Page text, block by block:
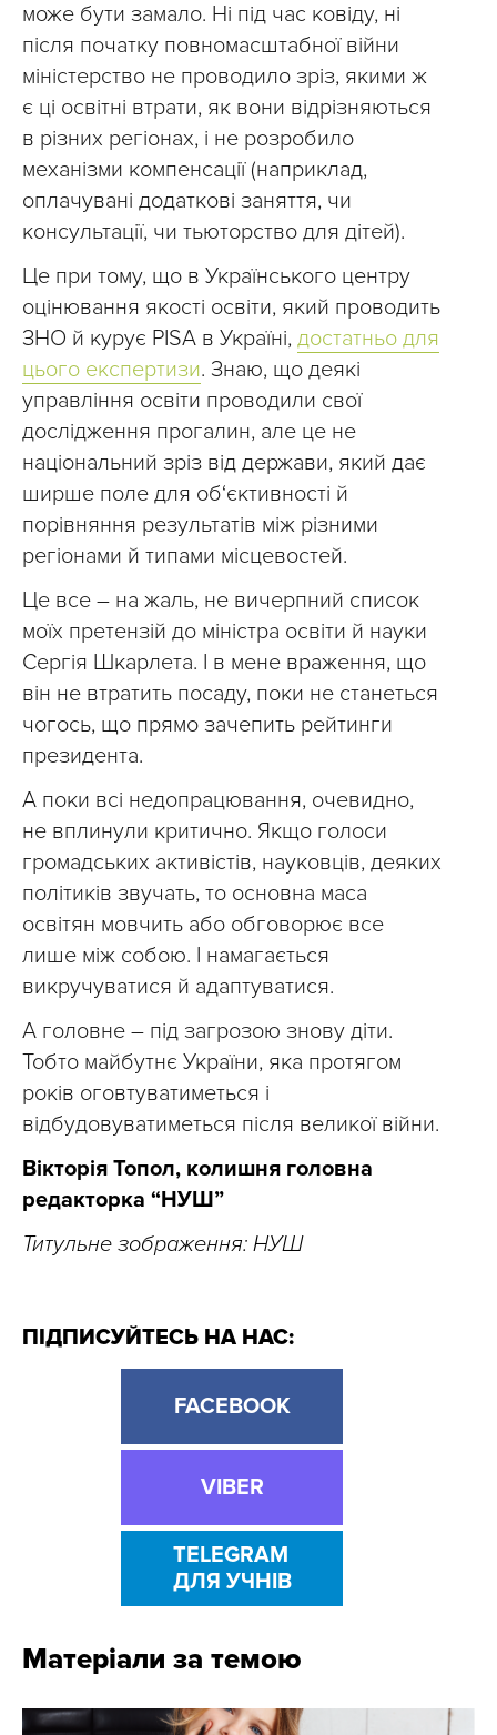
може бути замало. Ні під час ковіду, ні
після початку повномасштабної війни
міністерство не проводило зріз, якими ж
є ці освітні втрати, як вони відрізняються
в різних регіонах, і не розробило
механізми компенсації (наприклад,
оплачувані додаткові заняття, чи
консультації, чи тьюторство для дітей).
Це при тому, що в Українського центру
оцінювання якості освіти, який проводить
ЗНО й курує PISA в Україні, достатньо для
цього експертизи. Знаю, що деякі
управління освіти проводили свої
дослідження прогалин, але це не
національний зріз від держави, який дає
ширше поле для об‘єктивності й
порівняння результатів між різними
регіонами й типами місцевостей.
Це все – на жаль, не вичерпний список
моїх претензій до міністра освіти й науки
Сергія Шкарлета. І в мене враження, що
він не втратить посаду, поки не станеться
чогось, що прямо зачепить рейтинги
президента.
А поки всі недопрацювання, очевидно,
не вплинули критично. Якщо голоси
громадських активістів, науковців, деяких
політиків звучать, то основна маса
освітян мовчить або обговорює все
лише між собою. І намагається
викручуватися й адаптуватися.
А головне – під загрозою знову діти.
Тобто майбутнє України, яка протягом
років оговтуватиметься і
відбудовуватиметься після великої війни.
Вікторія Топол, колишня головна
редакторка “НУШ”
Титульне зображення: НУШ
ПІДПИСУЙТЕСЬ НА НАС:
FACEBOOK
VIBER
TELEGRAM
ДЛЯ УЧНІВ
Матеріали за темою